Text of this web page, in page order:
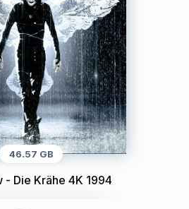
46.57 GB
- Die Krähe 4K 1994